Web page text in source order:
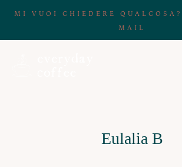
MI VUOI CHIEDERE
MAIL
Eulalia B